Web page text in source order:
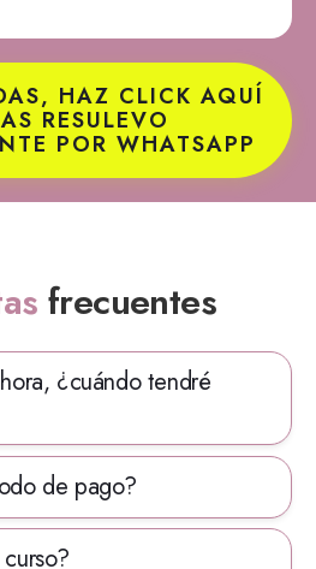
HAZ CLICK AQUÍ
RESULEVO
POR WHATSAPP
frecuentes
¿cuándo tendré
de pago?